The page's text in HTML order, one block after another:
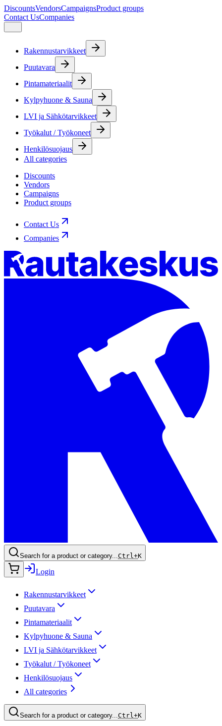
DiscountsVendorsCampaignsProduct groups
Contact UsCompanies
Rakennustarvikkeet
Puutavara
Pintamateriaalit
Kylpyhuone & Sauna
LVI ja Sähkötarvikkeet
Työkalut / Työkoneet
Henkilösuojaus
All categories
Discounts
Vendors
Campaigns
Product groups
Contact Us
Companies
Search for a product or category...Ctrl+K
Login
Rakennustarvikkeet
Puutavara
Pintamateriaalit
Kylpyhuone & Sauna
LVI ja Sähkötarvikkeet
Työkalut / Työkoneet
Henkilösuojaus
All categories
Search for a product or category...Ctrl+K